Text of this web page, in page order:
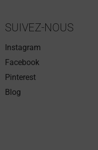
SUIVEZ-NOUS
Instagram
Facebook
Pinterest
Blog